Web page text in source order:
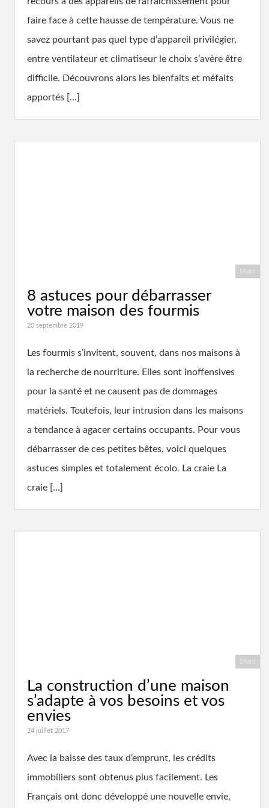
faire face à cette hausse de température. Vous ne
savez pourtant pas quel type d’appareil privilégier,
entre ventilateur et climatiseur le choix s’avère être
difficile. Découvrons alors les bienfaits et méfaits
apportés […]
Share
8 astuces pour débarrasser
votre maison des fourmis
20 septembre 2019
Les fourmis s’invitent, souvent, dans nos maisons à
la recherche de nourriture. Elles sont inoffensives
pour la santé et ne causent pas de dommages
matériels. Toutefois, leur intrusion dans les maisons
a tendance à agacer certains occupants. Pour vous
débarrasser de ces petites bêtes, voici quelques
astuces simples et totalement écolo. La craie La
craie […]
Share
La construction d’une maison
s’adapte à vos besoins et vos
envies
24 juillet 2017
Avec la baisse des taux d’emprunt, les crédits
immobiliers sont obtenus plus facilement. Les
Français ont donc développé une nouvelle envie,